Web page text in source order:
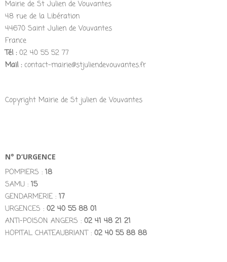
Mairie de St Julien de Vouvantes
48 rue de la Libération
44670 Saint Julien de Vouvantes
France
Tél :02 40 55 52 77
Mail :contact-mairie@stjuliendevouvantes.fr
Copyright Mairie de St julien de Vouvantes
N° D’URGENCE
POMPIERS : 18
SAMU : 15
GENDARMERIE : 17
URGENCES : 02 40 55 88 01
ANTI-POISON ANGERS : 02 41 48 21 21
HOPITAL CHATEAUBRIANT : 02 40 55 88 88